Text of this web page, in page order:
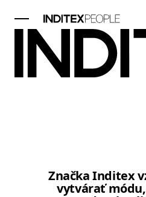
Značka Inditex
vytvárať